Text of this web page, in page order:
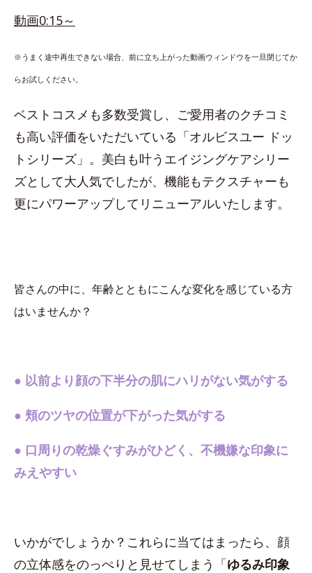
動画0:15～
※うまく途中再生できない場合、前に立ち上がった動画ウィンドウを一旦閉じてか
らお試しください。
ベストコスメも多数受賞し、ご愛用者のクチコミ
も高い評価をいただいている「オルビスユー ドッ
トシリーズ」。美白も叶うエイジングケアシリー
ズとして大人気でしたが、機能もテクスチャーも
更にパワーアップしてリニューアルいたします。
皆さんの中に、年齢とともにこんな変化を感じている方
はいませんか？
● 以前より顔の下半分の肌にハリがない気がする
● 頬のツヤの位置が下がった気がする
● 口周りの乾燥ぐすみがひどく、不機嫌な印象に
みえやすい
いかがでしょうか？これらに当てはまったら、顔
の立体感をのっぺりと見せてしまう「ゆるみ印象